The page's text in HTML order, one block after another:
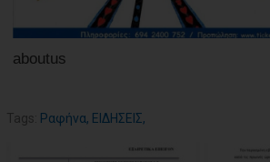
aboutus
Tags: Ραφήνα, ΕΙΔΗΣΕΙΣ,